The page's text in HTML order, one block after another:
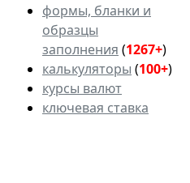
формы, бланки и
образцы
заполнения (1267+)
калькуляторы (100+)
курсы валют
ключевая ставка